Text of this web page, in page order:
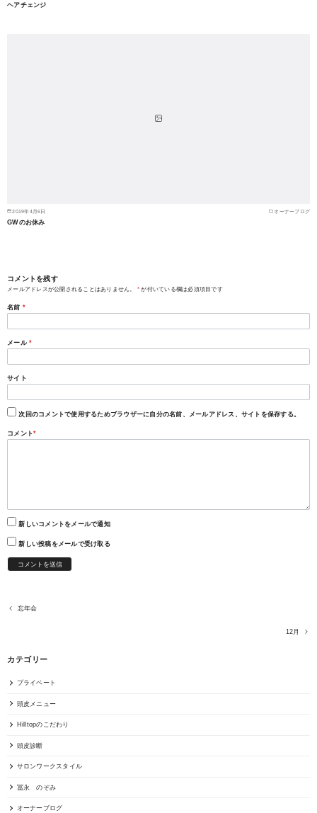
ヘアチェンジ
2019年4月6日 オーナーブログ
GWのお休み
コメントを残す
メールアドレスが公開されることはありません。 * が付いている欄は必須項目です
名前 *
メール *
サイト
次回のコメントで使用するためブラウザーに自分の名前、メールアドレス、サイトを保存する。
コメント*
新しいコメントをメールで通知
新しい投稿をメールで受け取る
忘年会
12月
カテゴリー
プライベート
頭皮メニュー
Hilltopのこだわり
頭皮診断
サロンワークスタイル
冨永 のぞみ
オーナーブログ